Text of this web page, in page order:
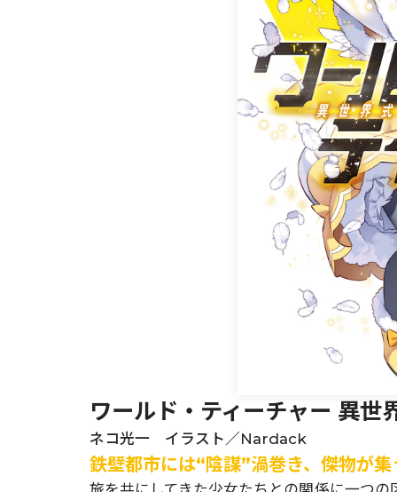
ワールド・ティーチャー 異世
ネコ光一 イラスト／Nardack
鉄壁都市には“陰謀”渦巻き、傑物が集